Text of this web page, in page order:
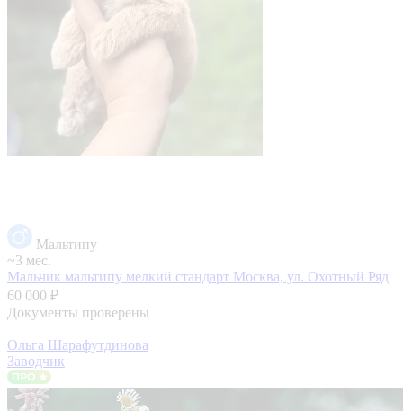
Мальтипу
~3 мес.
Мальчик мальтипу мелкий стандарт Москва, ул. Охотный Ряд
60 000 ₽
Документы проверены
Ольга Шарафутдинова
Заводчик